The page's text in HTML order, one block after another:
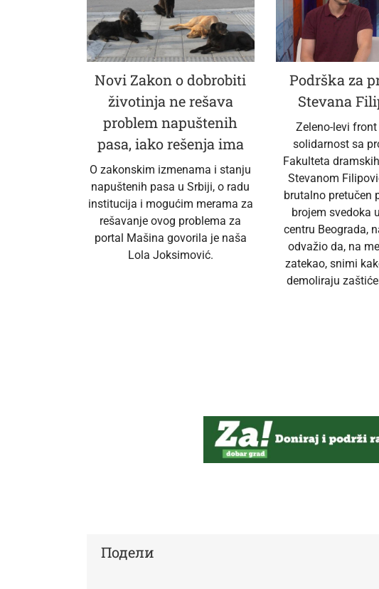
Novi Zakon o dobrobiti
životinja ne rešava
problem napuštenih
pasa, iako rešenja ima
O zakonskim izmenama i stanju
napuštenih pasa u Srbiji, o radu
institucija i mogućim merama za
rešavanje ovog problema za
portal Mašina govorila je naša
Lola Joksimović.
Podrška za
Stevana
Zeleno-levi
solidarnost sa
Fakulteta
Stevanom
brutalno pretučen
brojem svedoka
centru Beograda,
odvažio da, na
zatekao, snimi
demoliraju
Подели